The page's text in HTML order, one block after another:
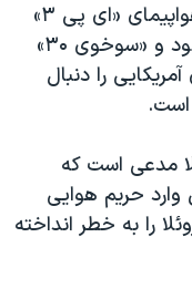
مقام های ایالات متحده می گویند هواپیمای «ای پی ۳»
در حال اجرای ماموریتی چند ملیتی بود و «سوخوی ۳۰»
را دنبال
است.
مدعی است که
وارد حریم هوایی
را به خطر انداخته